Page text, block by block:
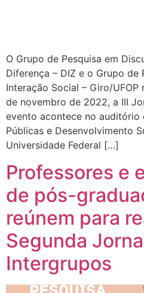
O Grupo de Pesquisa em
Diferença – DIZ e o Grupo de
Interação Social – Giro/
de novembro de 2022, a III
evento acontece no
Públicas e Desenvolvimento
Universidade Federal […]
Professores e
de pós-
reúnem para
Segunda
Intergrupos